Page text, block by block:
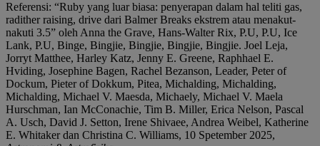
Referensi: “Ruby yang luar biasa: penyerapan dalam hal teliti gas,
radither raising, drive dari Balmer Breaks ekstrem atau menakut-
nakuti 3.5” oleh Anna the Grave, Hans-Walter Rix, P.U, P.U, Ice
Lank, P.U, Binge, Bingjie, Bingjie, Bingjie, Bingjie. Joel Leja,
Jorryt Matthee, Harley Katz, Jenny E. Greene, Raphhael E.
Hviding, Josephine Bagen, Rachel Bezanson, Leader, Peter of
Dockum, Pieter of Dokkum, Pitea, Michalding, Michalding,
Michalding, Michael V. Maesda, Michaely, Michael V. Maela
Hurschman, Ian McConachie, Tim B. Miller, Erica Nelson, Pascal
A. Usch, David J. Setton, Irene Shivaee, Andrea Weibel, Katherine
E. Whitaker dan Christina C. Williams, 10 Spetember 2025,